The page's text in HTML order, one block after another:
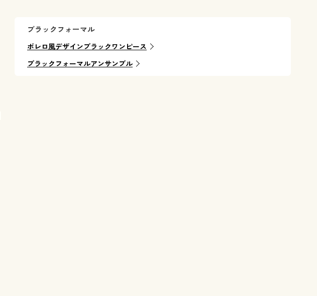
ブラックフォーマル
ボレロ風デザインブラックワンピース
ブラックフォーマルアンサンブル